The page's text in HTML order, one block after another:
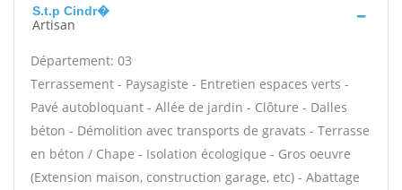
S.t.p Cindr�
Artisan
Département: 03
Terrassement - Paysagiste - Entretien espaces verts -
Pavé autobloquant - Allée de jardin - Clôture - Dalles
béton - Démolition avec transports de gravats - Terrasse
en béton / Chape - Isolation écologique - Gros oeuvre
(Extension maison, construction garage, etc) - Abattage